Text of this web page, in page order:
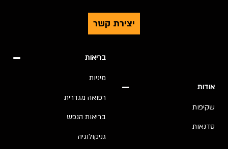
יצירת קשר
אודות
שקיפות
סדנאות
בריאות
מיניות
רפואה מגדרית
בריאות הנפש
גניקולוגיה